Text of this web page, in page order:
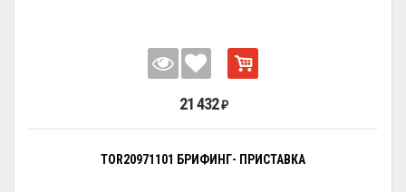
21 432 ₽
TOR20971101 БРИФИНГ- ПРИСТАВКА